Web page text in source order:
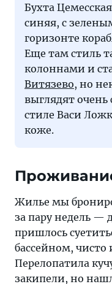
Бухта
синяя, с
горизонте
Еще там стиль
колоннами и
Витязево, но
выглядят очень
стиле Васи
коже.
Жилье мы
за пару недель —
пришлось
бассейном,
Перелопатила
закипели, но